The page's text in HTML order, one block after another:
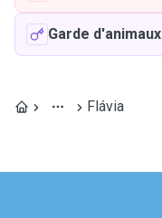
Garde d'animaux
Flávia